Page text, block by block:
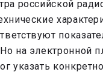
российской
на электронной
указать